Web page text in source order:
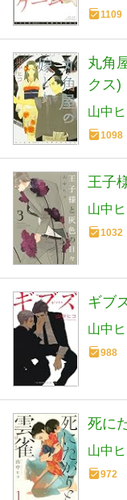
1109
丸角
クス)
山中ヒ
1098
王子
山中ヒ
1032
ギブ
山中ヒ
988
死に
山中ヒ
972